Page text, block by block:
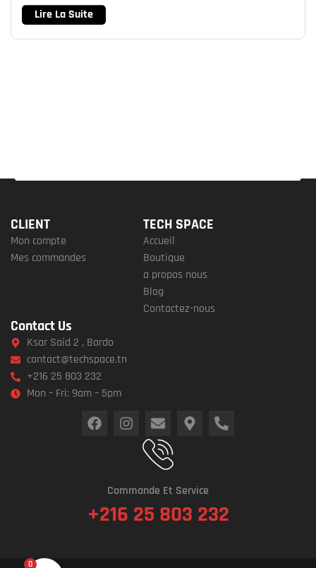
Lire La Suite
0
CLIENT
Mon compte
Mes commandes
TECH SPACE
Accueil
Boutique
a propos nous
Blog
Contactez-nous
Contact Us
Ksar Said 2 , Bardo
contact@techspace.tn
+216 25 803 232
Mon – Fri: 9am – 5pm
Commande Et Service
+216 25 803 232